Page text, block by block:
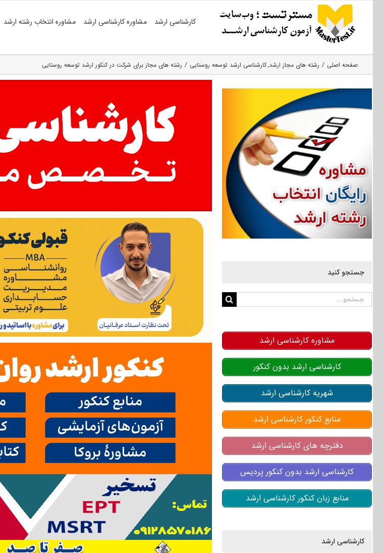
کارشناسی ارشد مشاوره کارشناسی ارشد مشاوره انتخاب رشته ارشد
صفحه اصلی رشته های مجاز ارشد کارشناسی ارشد توسعه روستایی رشته های مجاز برای شرکت در کنکور ارشد توسعه روستایی
جستجو کنید
جستجو
مشاوره کارشناسی ارشد
کارشناسی ارشد بدون کنکور
شهریه کارشناسی ارشد
منابع کنکور کارشناسی ارشد
دفترچه های کارشناسی ارشد
کارشناسی ارشد بدون کنکور پردیس
منابع زبان کنکور کارشناسی ارشد
کارشناسی ارشد